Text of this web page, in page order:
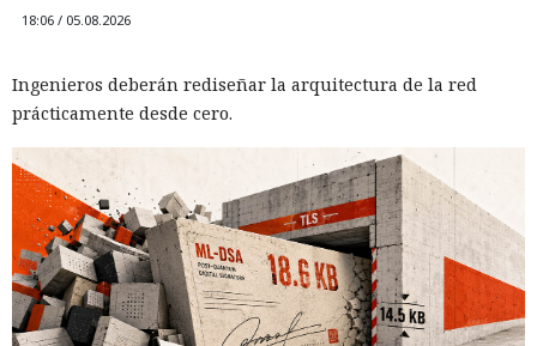
18:06 / 05.08.2026
Ingenieros deberán rediseñar la arquitectura de la red
prácticamente desde cero.